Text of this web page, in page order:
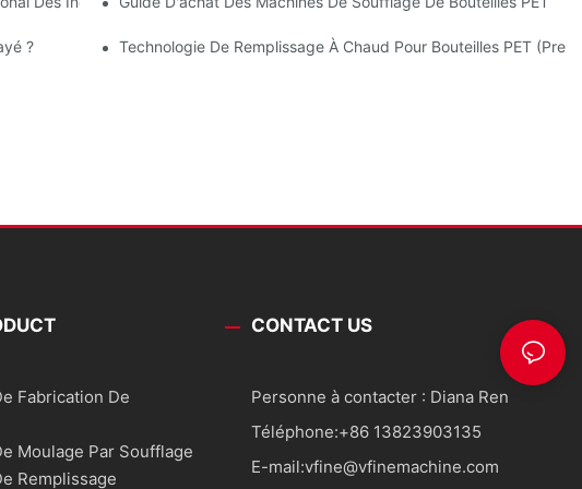
? Technologie De Remplissage À Chaud Pour Bouteilles PET
Fabrication De
Moulage Par Soufflage
Remplissage
CONTACT US
Personne à contacter : Diana Ren
Téléphone:+86 13823903135
E-mail:vfine@vfinemachine.com